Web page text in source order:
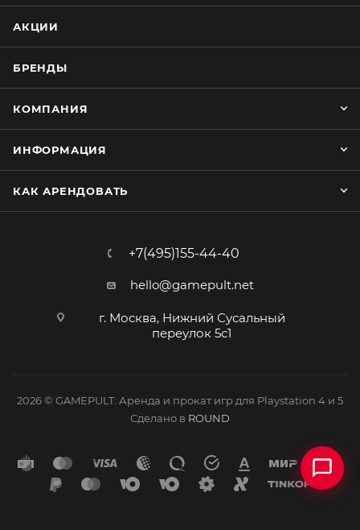
АКЦИИ
БРЕНДЫ
КОМПАНИЯ
ИНФОРМАЦИЯ
КАК АРЕНДОВАТЬ
+7(495)155-44-40
hello@gamepult.net
г. Москва, Нижний Сусальный
переулок 5с1
2026 © GAMEPULT: Аренда и прокат игр для Playstation 4 и 5
Сделано в ROUND